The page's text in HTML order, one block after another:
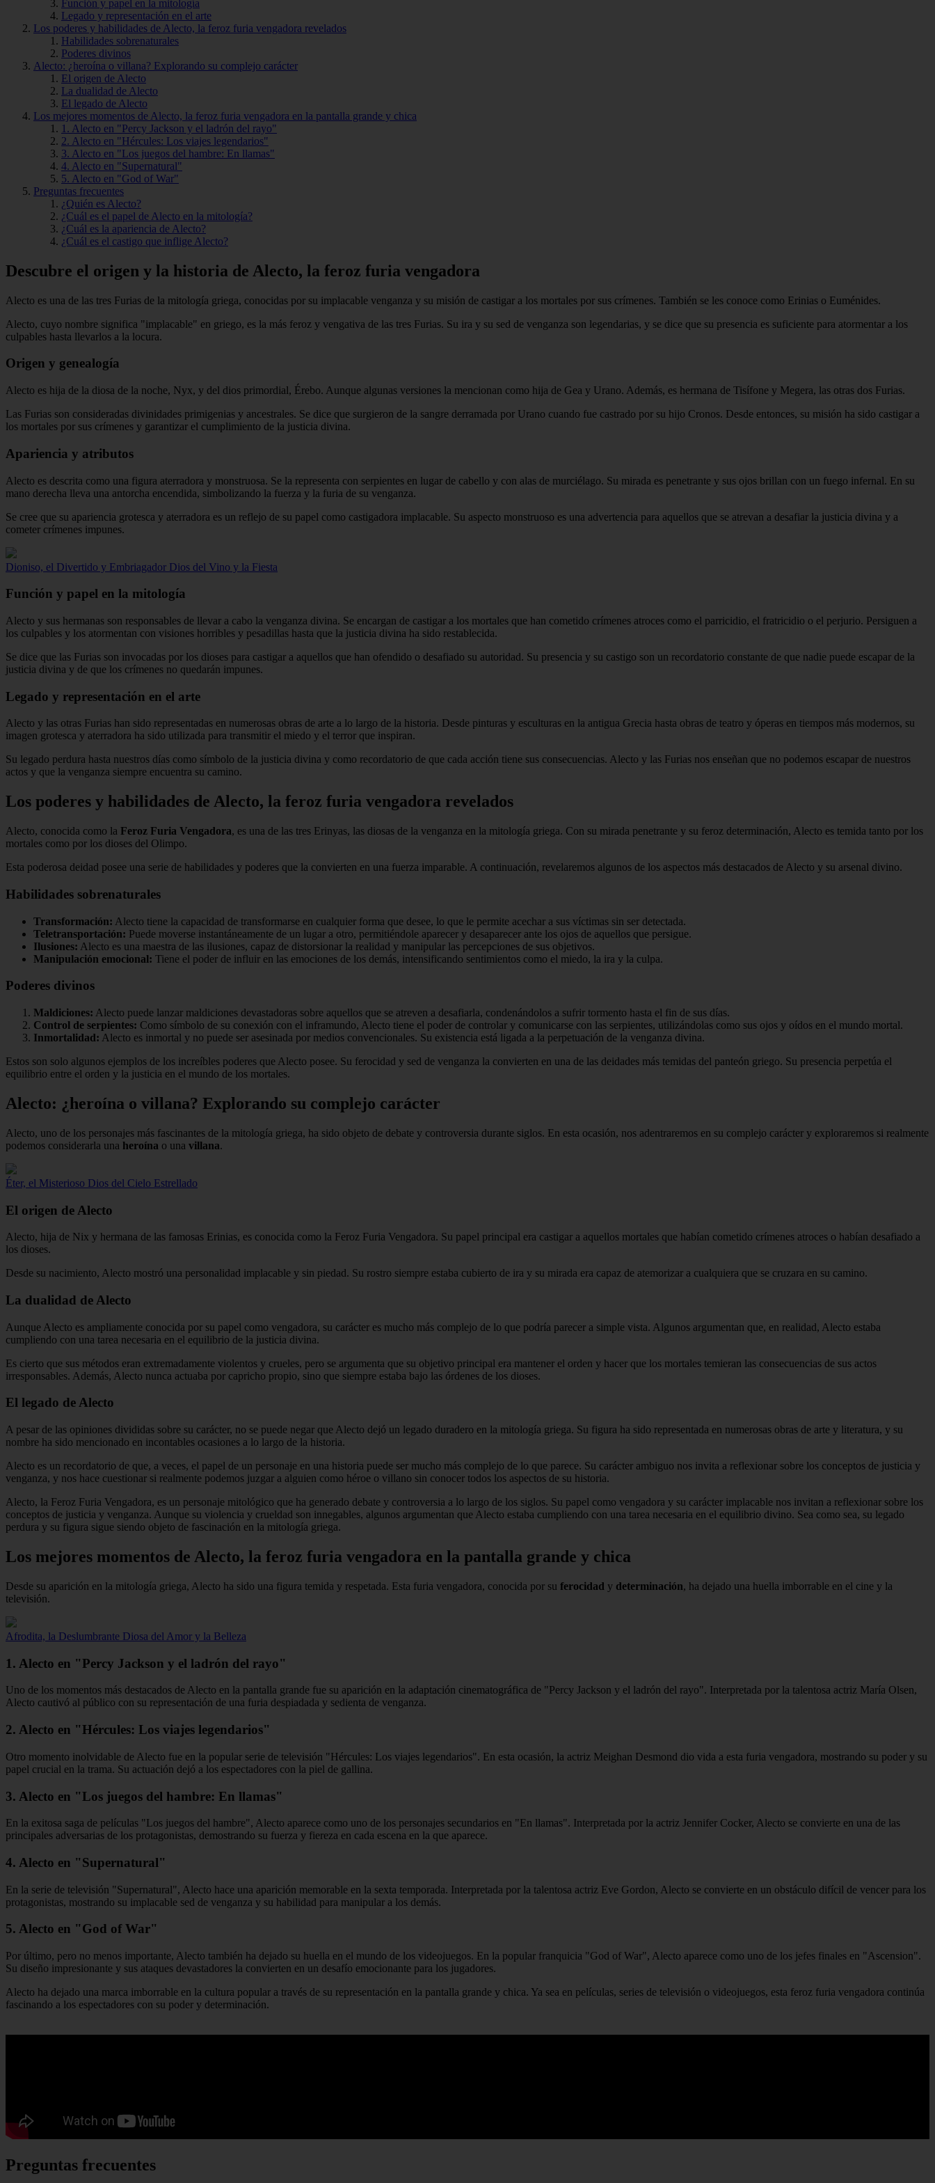
Función y papel en la mitología
Legado y representación en el arte
Los poderes y habilidades de Alecto, la feroz furia vengadora revelados
Habilidades sobrenaturales
Poderes divinos
Alecto: ¿heroína o villana? Explorando su complejo carácter
El origen de Alecto
La dualidad de Alecto
El legado de Alecto
Los mejores momentos de Alecto, la feroz furia vengadora en la pantalla grande y chica
1. Alecto en "Percy Jackson y el ladrón del rayo"
2. Alecto en "Hércules: Los viajes legendarios"
3. Alecto en "Los juegos del hambre: En llamas"
4. Alecto en "Supernatural"
5. Alecto en "God of War"
Preguntas frecuentes
¿Quién es Alecto?
¿Cuál es el papel de Alecto en la mitología?
¿Cuál es la apariencia de Alecto?
¿Cuál es el castigo que inflige Alecto?
Descubre el origen y la historia de Alecto, la feroz furia vengadora
Alecto es una de las tres Furias de la mitología griega, conocidas por su implacable venganza y su misión de castigar a los mortales por sus crímenes. También se les conoce como Erinias o Euménides.
Alecto, cuyo nombre significa "implacable" en griego, es la más feroz y vengativa de las tres Furias. Su ira y su sed de venganza son legendarias, y se dice que su presencia es suficiente para atormentar a los
culpables hasta llevarlos a la locura.
Origen y genealogía
Alecto es hija de la diosa de la noche, Nyx, y del dios primordial, Érebo. Aunque algunas versiones la mencionan como hija de Gea y Urano. Además, es hermana de Tisífone y Megera, las otras dos Furias.
Las Furias son consideradas divinidades primigenias y ancestrales. Se dice que surgieron de la sangre derramada por Urano cuando fue castrado por su hijo Cronos. Desde entonces, su misión ha sido castigar a
los mortales por sus crímenes y garantizar el cumplimiento de la justicia divina.
Apariencia y atributos
Alecto es descrita como una figura aterradora y monstruosa. Se la representa con serpientes en lugar de cabello y con alas de murciélago. Su mirada es penetrante y sus ojos brillan con un fuego infernal. En su
mano derecha lleva una antorcha encendida, simbolizando la fuerza y la furia de su venganza.
Se cree que su apariencia grotesca y aterradora es un reflejo de su papel como castigadora implacable. Su aspecto monstruoso es una advertencia para aquellos que se atrevan a desafiar la justicia divina y a
cometer crímenes impunes.
Dioniso, el Divertido y Embriagador Dios del Vino y la Fiesta
Función y papel en la mitología
Alecto y sus hermanas son responsables de llevar a cabo la venganza divina. Se encargan de castigar a los mortales que han cometido crímenes atroces como el parricidio, el fratricidio o el perjurio. Persiguen a
los culpables y los atormentan con visiones horribles y pesadillas hasta que la justicia divina ha sido restablecida.
Se dice que las Furias son invocadas por los dioses para castigar a aquellos que han ofendido o desafiado su autoridad. Su presencia y su castigo son un recordatorio constante de que nadie puede escapar de la
justicia divina y de que los crímenes no quedarán impunes.
Legado y representación en el arte
Alecto y las otras Furias han sido representadas en numerosas obras de arte a lo largo de la historia. Desde pinturas y esculturas en la antigua Grecia hasta obras de teatro y óperas en tiempos más modernos, su
imagen grotesca y aterradora ha sido utilizada para transmitir el miedo y el terror que inspiran.
Su legado perdura hasta nuestros días como símbolo de la justicia divina y como recordatorio de que cada acción tiene sus consecuencias. Alecto y las Furias nos enseñan que no podemos escapar de nuestros
actos y que la venganza siempre encuentra su camino.
Los poderes y habilidades de Alecto, la feroz furia vengadora revelados
Alecto, conocida como la Feroz Furia Vengadora, es una de las tres Erinyas, las diosas de la venganza en la mitología griega. Con su mirada penetrante y su feroz determinación, Alecto es temida tanto por los
mortales como por los dioses del Olimpo.
Esta poderosa deidad posee una serie de habilidades y poderes que la convierten en una fuerza imparable. A continuación, revelaremos algunos de los aspectos más destacados de Alecto y su arsenal divino.
Habilidades sobrenaturales
Transformación: Alecto tiene la capacidad de transformarse en cualquier forma que desee, lo que le permite acechar a sus víctimas sin ser detectada.
Teletransportación: Puede moverse instantáneamente de un lugar a otro, permitiéndole aparecer y desaparecer ante los ojos de aquellos que persigue.
Ilusiones: Alecto es una maestra de las ilusiones, capaz de distorsionar la realidad y manipular las percepciones de sus objetivos.
Manipulación emocional: Tiene el poder de influir en las emociones de los demás, intensificando sentimientos como el miedo, la ira y la culpa.
Poderes divinos
Maldiciones: Alecto puede lanzar maldiciones devastadoras sobre aquellos que se atreven a desafiarla, condenándolos a sufrir tormento hasta el fin de sus días.
Control de serpientes: Como símbolo de su conexión con el inframundo, Alecto tiene el poder de controlar y comunicarse con las serpientes, utilizándolas como sus ojos y oídos en el mundo mortal.
Inmortalidad: Alecto es inmortal y no puede ser asesinada por medios convencionales. Su existencia está ligada a la perpetuación de la venganza divina.
Estos son solo algunos ejemplos de los increíbles poderes que Alecto posee. Su ferocidad y sed de venganza la convierten en una de las deidades más temidas del panteón griego. Su presencia perpetúa el
equilibrio entre el orden y la justicia en el mundo de los mortales.
Alecto: ¿heroína o villana? Explorando su complejo carácter
Alecto, uno de los personajes más fascinantes de la mitología griega, ha sido objeto de debate y controversia durante siglos. En esta ocasión, nos adentraremos en su complejo carácter y exploraremos si realmente
podemos considerarla una heroína o una villana.
Éter, el Misterioso Dios del Cielo Estrellado
El origen de Alecto
Alecto, hija de Nix y hermana de las famosas Erinias, es conocida como la Feroz Furia Vengadora. Su papel principal era castigar a aquellos mortales que habían cometido crímenes atroces o habían desafiado a
los dioses.
Desde su nacimiento, Alecto mostró una personalidad implacable y sin piedad. Su rostro siempre estaba cubierto de ira y su mirada era capaz de atemorizar a cualquiera que se cruzara en su camino.
La dualidad de Alecto
Aunque Alecto es ampliamente conocida por su papel como vengadora, su carácter es mucho más complejo de lo que podría parecer a simple vista. Algunos argumentan que, en realidad, Alecto estaba
cumpliendo con una tarea necesaria en el equilibrio de la justicia divina.
Es cierto que sus métodos eran extremadamente violentos y crueles, pero se argumenta que su objetivo principal era mantener el orden y hacer que los mortales temieran las consecuencias de sus actos
irresponsables. Además, Alecto nunca actuaba por capricho propio, sino que siempre estaba bajo las órdenes de los dioses.
El legado de Alecto
A pesar de las opiniones divididas sobre su carácter, no se puede negar que Alecto dejó un legado duradero en la mitología griega. Su figura ha sido representada en numerosas obras de arte y literatura, y su
nombre ha sido mencionado en incontables ocasiones a lo largo de la historia.
Alecto es un recordatorio de que, a veces, el papel de un personaje en una historia puede ser mucho más complejo de lo que parece. Su carácter ambiguo nos invita a reflexionar sobre los conceptos de justicia y
venganza, y nos hace cuestionar si realmente podemos juzgar a alguien como héroe o villano sin conocer todos los aspectos de su historia.
Alecto, la Feroz Furia Vengadora, es un personaje mitológico que ha generado debate y controversia a lo largo de los siglos. Su papel como vengadora y su carácter implacable nos invitan a reflexionar sobre los
conceptos de justicia y venganza. Aunque su violencia y crueldad son innegables, algunos argumentan que Alecto estaba cumpliendo con una tarea necesaria en el equilibrio divino. Sea como sea, su legado
perdura y su figura sigue siendo objeto de fascinación en la mitología griega.
Los mejores momentos de Alecto, la feroz furia vengadora en la pantalla grande y chica
Desde su aparición en la mitología griega, Alecto ha sido una figura temida y respetada. Esta furia vengadora, conocida por su ferocidad y determinación, ha dejado una huella imborrable en el cine y la
televisión.
Afrodita, la Deslumbrante Diosa del Amor y la Belleza
1. Alecto en "Percy Jackson y el ladrón del rayo"
Uno de los momentos más destacados de Alecto en la pantalla grande fue su aparición en la adaptación cinematográfica de "Percy Jackson y el ladrón del rayo". Interpretada por la talentosa actriz María Olsen,
Alecto cautivó al público con su representación de una furia despiadada y sedienta de venganza.
2. Alecto en "Hércules: Los viajes legendarios"
Otro momento inolvidable de Alecto fue en la popular serie de televisión "Hércules: Los viajes legendarios". En esta ocasión, la actriz Meighan Desmond dio vida a esta furia vengadora, mostrando su poder y su
papel crucial en la trama. Su actuación dejó a los espectadores con la piel de gallina.
3. Alecto en "Los juegos del hambre: En llamas"
En la exitosa saga de películas "Los juegos del hambre", Alecto aparece como uno de los personajes secundarios en "En llamas". Interpretada por la actriz Jennifer Cocker, Alecto se convierte en una de las
principales adversarias de los protagonistas, demostrando su fuerza y fiereza en cada escena en la que aparece.
4. Alecto en "Supernatural"
En la serie de televisión "Supernatural", Alecto hace una aparición memorable en la sexta temporada. Interpretada por la talentosa actriz Eve Gordon, Alecto se convierte en un obstáculo difícil de vencer para los
protagonistas, mostrando su implacable sed de venganza y su habilidad para manipular a los demás.
5. Alecto en "God of War"
Por último, pero no menos importante, Alecto también ha dejado su huella en el mundo de los videojuegos. En la popular franquicia "God of War", Alecto aparece como uno de los jefes finales en "Ascension".
Su diseño impresionante y sus ataques devastadores la convierten en un desafío emocionante para los jugadores.
Alecto ha dejado una marca imborrable en la cultura popular a través de su representación en la pantalla grande y chica. Ya sea en películas, series de televisión o videojuegos, esta feroz furia vengadora continúa
fascinando a los espectadores con su poder y determinación.
Preguntas frecuentes